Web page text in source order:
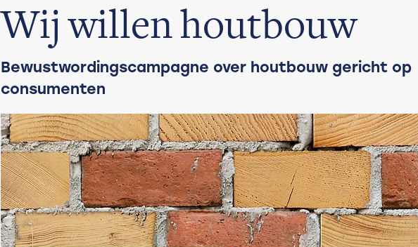
Wij willen houtbouw
Bewustwordingscampagne over houtbouw gericht op
consumenten